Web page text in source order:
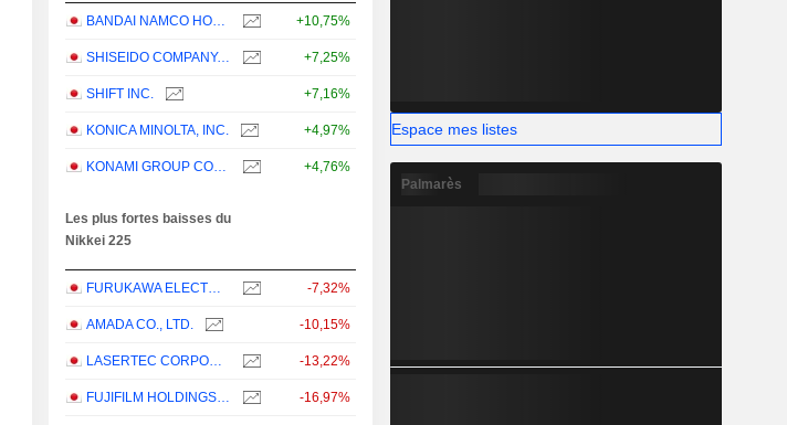
BANDAI NAMCO HOLDINGS INC. +10,75%
SHISEIDO COMPANY, LIMITED +7,25%
SHIFT INC. +7,16%
KONICA MINOLTA, INC. +4,97%
KONAMI GROUP CORPORATION +4,76%
Les plus fortes baisses du
Nikkei 225
FURUKAWA ELECTRIC CO., LTD. -7,32%
AMADA CO., LTD. -10,15%
LASERTEC CORPORATION -13,22%
FUJIFILM HOLDINGS CORPORATION -16,97%
Espace mes listes
Palmarès